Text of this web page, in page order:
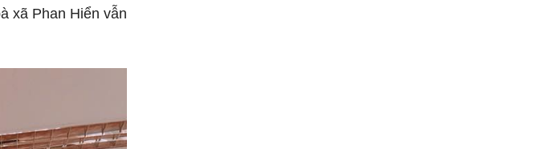
xã Phan Hiển vẫn